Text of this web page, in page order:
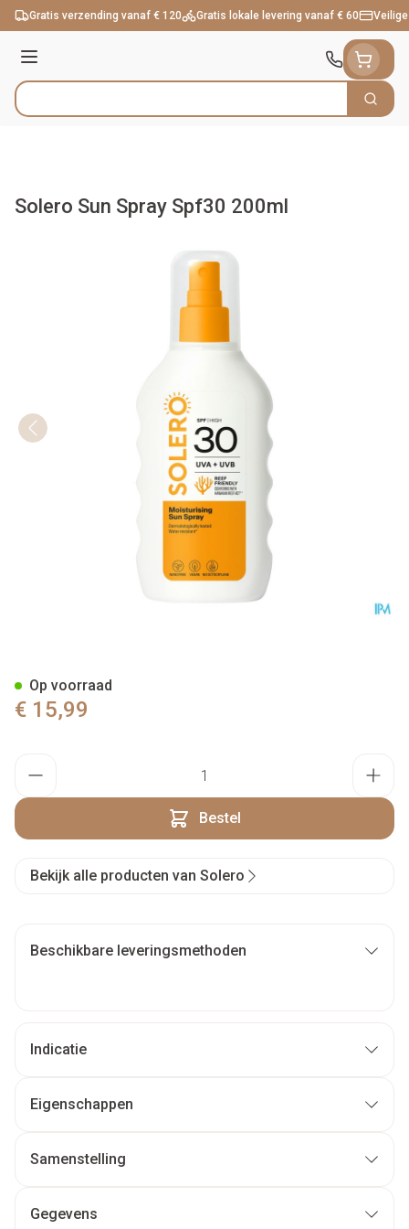
Ga naar de inhoud
Gratis verzending vanaf € 120 Gratis lokale levering vanaf € 60
Menu
Product, merk, categorie... Zoek
Solero Sun Spray Spf30 200ml
€ 15,99
Bestel
Op voorraad
Bekijk alle producten van Solero
Beschikbare leveringsmethoden
Indicatie
Eigenschappen
Samenstelling
Gegevens